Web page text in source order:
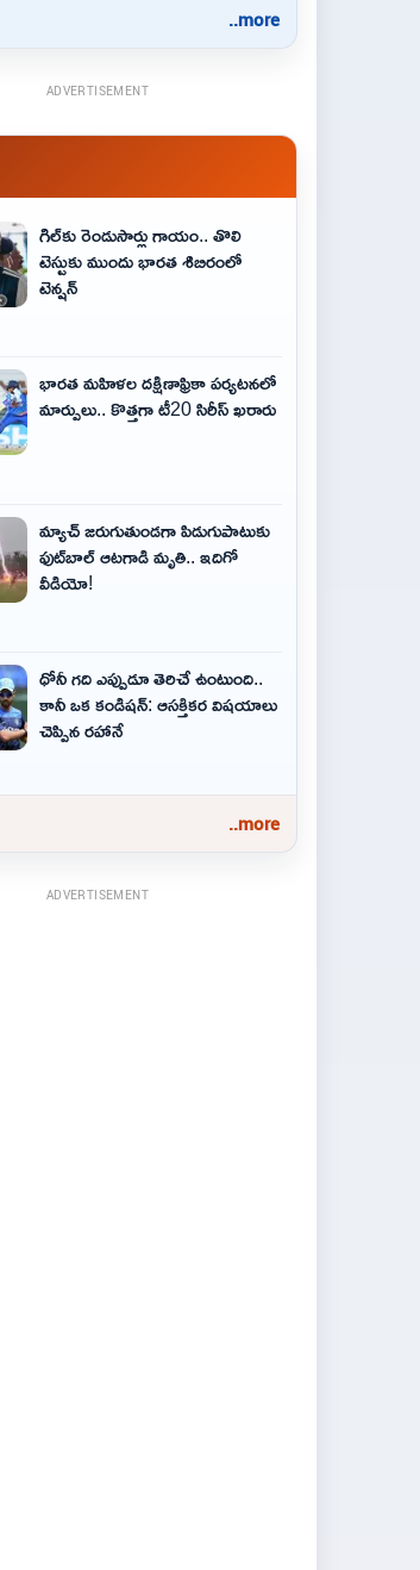
..more
ADVERTISEMENT
గిల్‌కు రెండుసార్లు గాయం.. తొలి
టెస్టుకు ముందు భారత శిబిరంలో
టెన్షన్
భారత మహిళల దక్షిణాఫ్రికా పర్యటనలో
మార్పులు.. కొత్తగా టీ20 సిరీస్ ఖరారు
మ్యాచ్ జరుగుతుండగా పిడుగుపాటుకు
ఫుట్‌బాల్ ఆటగాడి మృతి.. ఇదిగో
వీడియో!
ధోనీ గది ఎప్పుడూ తెరిచే ఉంటుంది..
కానీ ఒక కండిషన్: ఆసక్తికర విషయాలు
చెప్పిన రహానే
..more
ADVERTISEMENT